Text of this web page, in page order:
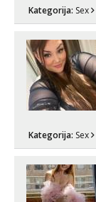
Kategorija: Sex
Kategorija: Sex